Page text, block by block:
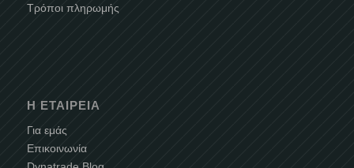
Τρόποι πληρωμής
Η ΕΤΑΙΡΕΊΑ
Για εμάς
Επικοινωνία